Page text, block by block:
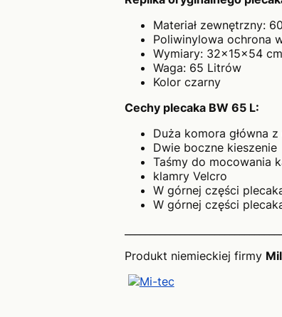
Materiał zewnętrzny:
Poliwinylowa ochrona
Wymiary: 32x15x54 cm
Waga: 65 Litrów
Kolor czarny
Cechy plecaka BW 65 L:
Duża komora główna
Dwie boczne kieszenie
Taśmy do mocowania
klamry Velcro
W górnej części
W górnej części
Produkt niemieckiej firmy